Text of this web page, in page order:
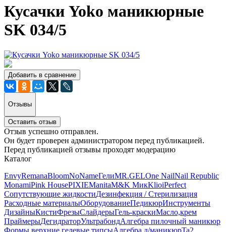
Кусачки Yoko маникюрные
SK 034/5
Добавить в сравнение
Отзывы
Оставить отзыв
Отзыв успешно отправлен.
Он будет проверен администратором перед публикацией.
Перед публикацией отзывы проходят модерацию
Каталог
EnvyRemanaBloomNoNameГелиMR.GELOne NailNail Republic
MonamiPink HousePIXIEManitaM&K МикKlioiPerfect
Сопутствующие жидкостиДезинфекция / Стерилизация
Расходные материалыОборудованиеПедикюрИнструменты
ДизайныКистиФрезыСлайдерыГель-краскиМасло,крем
ПраймерыДегидраторУльтрабондАлгебра пилочный маникюр
Формы верхние,гелевые типсыАлгебра д/маникюрTa2